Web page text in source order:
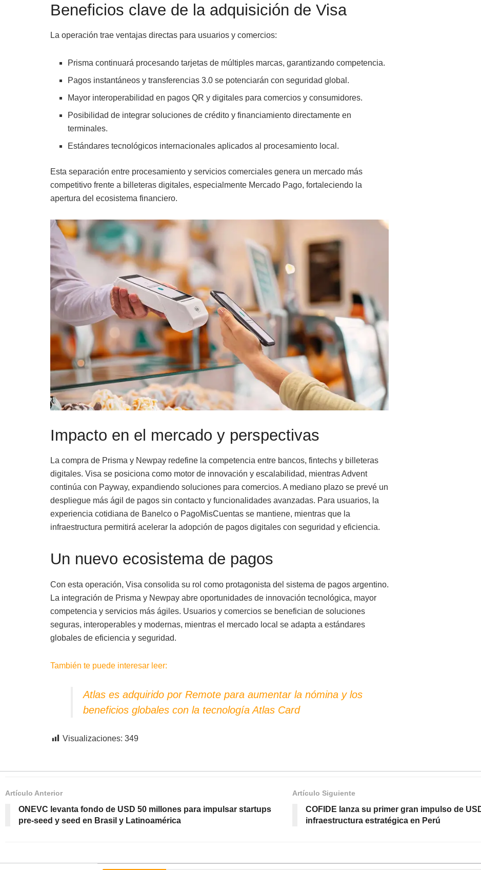
Beneficios clave de la adquisición de Visa
La operación trae ventajas directas para usuarios y comercios:
Prisma continuará procesando tarjetas de múltiples marcas, garantizando competencia.
Pagos instantáneos y transferencias 3.0 se potenciarán con seguridad global.
Mayor interoperabilidad en pagos QR y digitales para comercios y consumidores.
Posibilidad de integrar soluciones de crédito y financiamiento directamente en
terminales.
Estándares tecnológicos internacionales aplicados al procesamiento local.
Esta separación entre procesamiento y servicios comerciales genera un mercado más
competitivo frente a billeteras digitales, especialmente Mercado Pago, fortaleciendo la
apertura del ecosistema financiero.
Impacto en el mercado y perspectivas
La compra de Prisma y Newpay redefine la competencia entre bancos, fintechs y billeteras
digitales. Visa se posiciona como motor de innovación y escalabilidad, mientras Advent
continúa con Payway, expandiendo soluciones para comercios. A mediano plazo se prevé un
despliegue más ágil de pagos sin contacto y funcionalidades avanzadas. Para usuarios, la
experiencia cotidiana de Banelco o PagoMisCuentas se mantiene, mientras que la
infraestructura permitirá acelerar la adopción de pagos digitales con seguridad y eficiencia.
Un nuevo ecosistema de pagos
Con esta operación, Visa consolida su rol como protagonista del sistema de pagos argentino.
La integración de Prisma y Newpay abre oportunidades de innovación tecnológica, mayor
competencia y servicios más ágiles. Usuarios y comercios se benefician de soluciones
seguras, interoperables y modernas, mientras el mercado local se adapta a estándares
globales de eficiencia y seguridad.
También te puede interesar leer:
Atlas es adquirido por Remote para aumentar la nómina y los
beneficios globales con la tecnología Atlas Card
Visualizaciones: 349
Artículo Anterior
ONEVC levanta fondo de USD 50 millones para impulsar startups
pre-seed y seed en Brasil y Latinoamérica
Artículo Siguiente
COFIDE lanza su primer gran impulso de
infraestructura estratégica en Perú